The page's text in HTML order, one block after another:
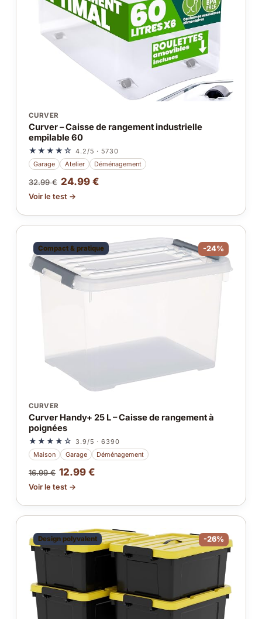
CURVER
Curver – Caisse de rangement industrielle
empilable 60
★★★★☆ 4.2/5 · 5730
Garage
Atelier Déménagement
32.99 € 24.99 €
Voir le test →
Compact & pratique -24%
CURVER
Curver Handy+ 25 L – Caisse de rangement à
poignées
★★★★☆ 3.9/5 · 6390
Maison
Garage Déménagement
16.99 € 12.99 €
Voir le test →
Design polyvalent -26%